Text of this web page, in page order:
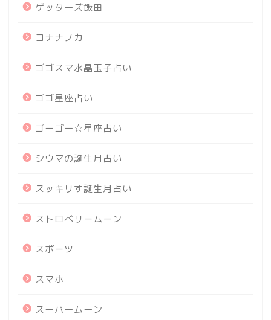
ゲッターズ飯田
コナナノカ
ゴゴスマ水晶玉子占い
ゴゴ星座占い
ゴーゴー☆星座占い
シウマの誕生月占い
スッキリす誕生月占い
ストロベリームーン
スポーツ
スマホ
スーパームーン